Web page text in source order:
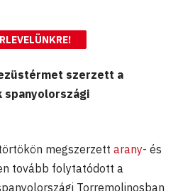
szerzett a
megszerzett arany- és
tovább folytatódott a
Torremolinosban